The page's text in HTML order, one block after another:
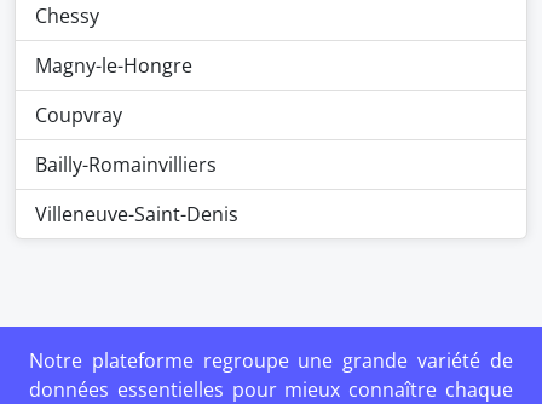
Chessy
Magny-le-Hongre
Coupvray
Bailly-Romainvilliers
Villeneuve-Saint-Denis
Notre plateforme regroupe une grande variété de
données essentielles pour mieux connaître chaque